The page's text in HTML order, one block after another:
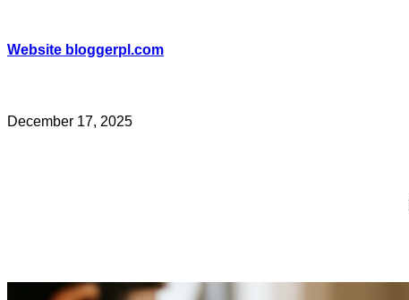
content
Website bloggerpl.com
December 17, 2025